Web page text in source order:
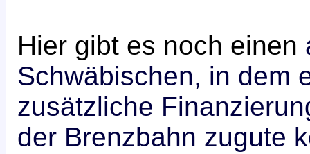
Hier gibt es noch einen
Schwäbischen, in dem
zusätzliche
der Brenzbahn zugute